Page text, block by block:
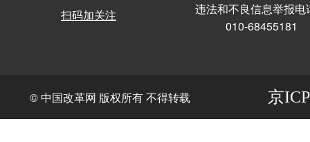
扫码加关注
违法和不良信息举报电
010-68455181
© 中国改革网 版权所有 不得转载 京